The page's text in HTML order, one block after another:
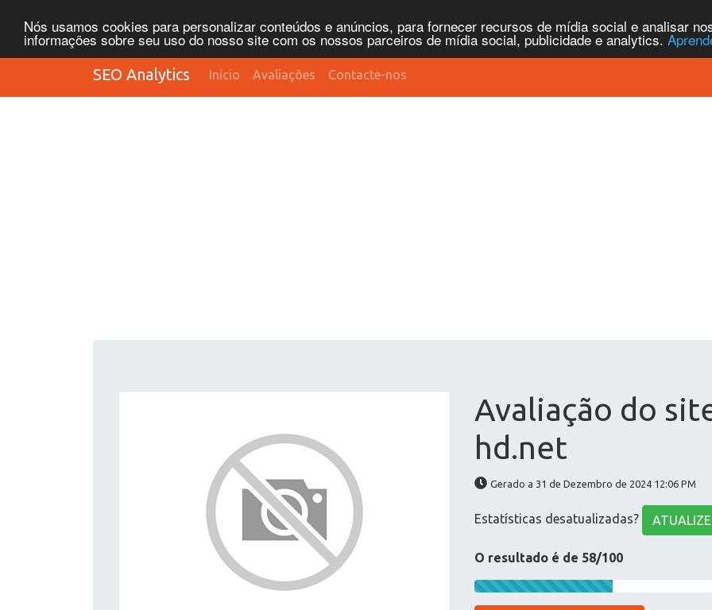
Nós usamos cookies para personalizar conteúdos e anúncios, para fornecer recursos de mídia social e analisar
informações sobre seu uso do nosso site com os nossos parceiros de mídia social, publicidade e analytics.
SEO Analytics Início Avaliações Contacte-nos
Avaliação do
hd.net
Gerado a 31 de Dezembro de 2024 12:06 PM
Estatísticas desatualizadas? ATUALIZE
O resultado é de 58/100